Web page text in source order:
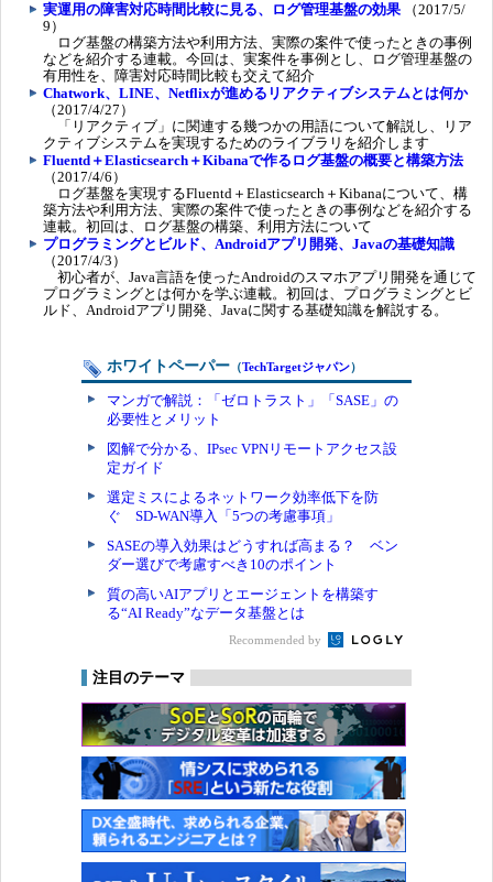
実運用の障害対応時間比較に見る、ログ管理基盤の効果 （2017/5/
9）
ログ基盤の構築方法や利用方法、実際の案件で使ったときの事例
などを紹介する連載。今回は、実案件を事例とし、ログ管理基盤の
有用性を、障害対応時間比較も交えて紹介
Chatwork、LINE、Netflixが進めるリアクティブシステムとは何か
（2017/4/27）
「リアクティブ」に関連する幾つかの用語について解説し、リア
クティブシステムを実現するためのライブラリを紹介します
Fluentd＋Elasticsearch＋Kibanaで作るログ基盤の概要と構築方法
（2017/4/6）
ログ基盤を実現するFluentd＋Elasticsearch＋Kibanaについて、構
築方法や利用方法、実際の案件で使ったときの事例などを紹介する
連載。初回は、ログ基盤の構築、利用方法について
プログラミングとビルド、Androidアプリ開発、Javaの基礎知識
（2017/4/3）
初心者が、Java言語を使ったAndroidのスマホアプリ開発を通じて
プログラミングとは何かを学ぶ連載。初回は、プログラミングとビ
ルド、Androidアプリ開発、Javaに関する基礎知識を解説する。
ホワイトペーパー （TechTargetジャパン）
マンガで解説：「ゼロトラスト」「SASE」の
必要性とメリット
図解で分かる、IPsec VPNリモートアクセス設
定ガイド
選定ミスによるネットワーク効率低下を防
ぐ SD-WAN導入「5つの考慮事項」
SASEの導入効果はどうすれば高まる？ ベン
ダー選びで考慮すべき10のポイント
質の高いAIアプリとエージェントを構築す
る“AI Ready”なデータ基盤とは
Recommended by
注目のテーマ